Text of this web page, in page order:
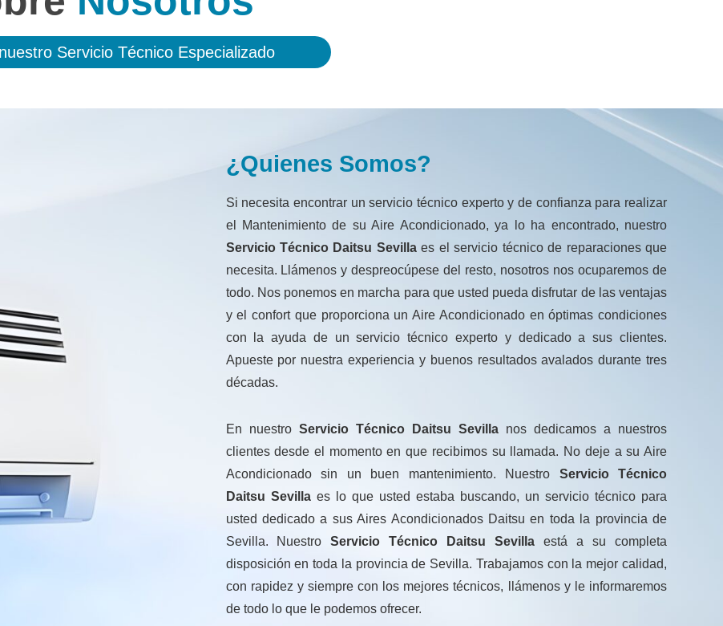
Servicio Técnico Especializado
¿Quienes Somos?
Si necesita encontrar un servicio técnico experto y de confianza para realizar
el Mantenimiento de su Aire Acondicionado, ya lo ha encontrado, nuestro
Servicio Técnico Daitsu Sevillaes el servicio técnico de reparaciones que
necesita. Llámenos y despreocúpese del resto, nosotros nos ocuparemos de
todo. Nos ponemos en marcha para que usted pueda disfrutar de las ventajas
y el confort que proporciona un Aire Acondicionado en óptimas condiciones
con la ayuda de un servicio técnico experto y dedicado a sus clientes.
Apueste por nuestra experiencia y buenos resultados avalados durante tres
décadas.
En nuestro Servicio Técnico Daitsu Sevillanos dedicamos a nuestros
clientes desde el momento en que recibimos su llamada. No deje a su Aire
Acondicionado sin un buen mantenimiento. Nuestro Servicio Técnico
Daitsu Sevillaes lo que usted estaba buscando, un servicio técnico para
usted dedicado a sus Aires Acondicionados Daitsu en toda la provincia de
Sevilla. NuestroServicio Técnico Daitsu Sevillaestá a su completa
disposición en toda la provincia de Sevilla. Trabajamos con la mejor calidad,
con rapidez y siempre con los mejores técnicos, llámenos y le informaremos
de todo lo que le podemos ofrecer.